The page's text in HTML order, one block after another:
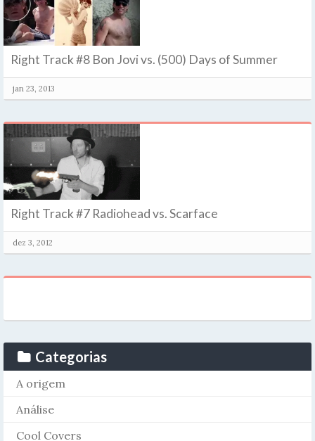
Right Track #8 Bon Jovi vs. (500) Days of Summer
jan 23, 2013
Right Track #7 Radiohead vs. Scarface
dez 3, 2012
Categorias
A origem
Análise
Cool Covers